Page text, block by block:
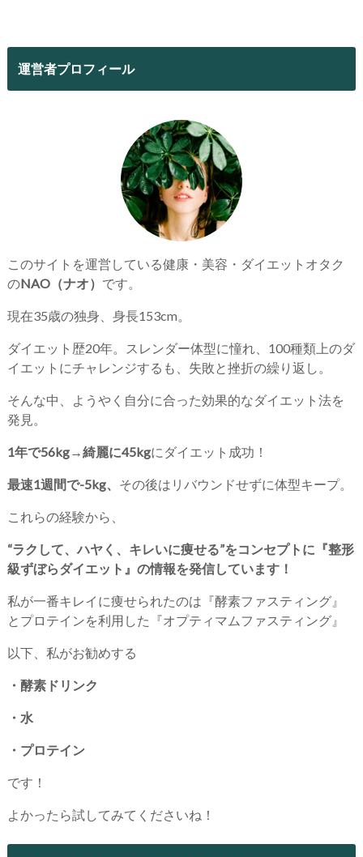
運営者プロフィール
このサイトを運営している健康・美容・ダイエットオタク
のNAO（ナオ） です。
現在35歳の独身、身長153cm。
ダイエット歴20年。スレンダー体型に憧れ、100種類上のダ
イエットにチャレンジするも、失敗と挫折の繰り返し。
そんな中、ようやく自分に合った効果的なダイエット法を
発見。
1年で56kg→綺麗に45kgにダイエット成功！
最速1週間で-5kg、 その後はリバウンドせずに体型キープ。
これらの経験から、
“ラクして、ハヤく、キレいに痩せる”をコンセプトに『整形
級ずぼらダイエット』の情報を発信しています！
私が一番キレイに痩せられたのは『酵素ファスティング』
とプロテインを利用した『オプティマムファスティング』
以下、私がお勧めする
・酵素ドリンク
・水
・プロテイン
です！
よかったら試してみてくださいね！